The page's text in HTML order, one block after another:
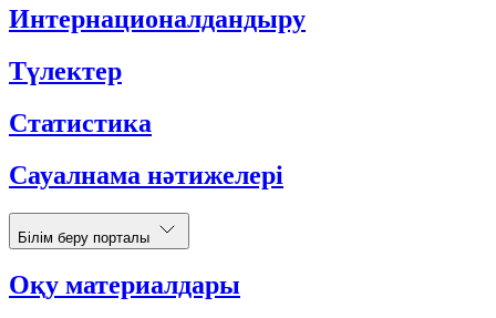
Интернационалдандыру
Түлектер
Статистика
Сауалнама нәтижелері
Білім беру порталы
Оқу материалдары